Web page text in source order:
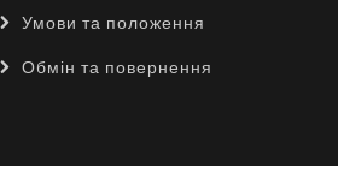
Умови та положення
Обмін та повернення